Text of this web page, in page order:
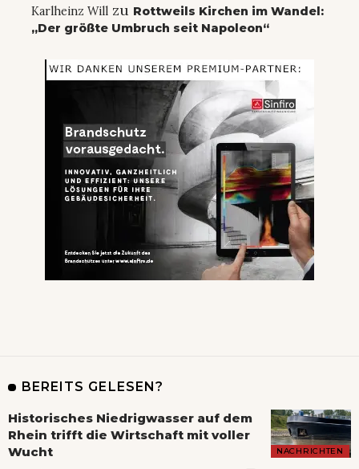
Karlheinz Will zu Rottweils Kirchen im Wandel:
„Der größte Umbruch seit Napoleon“
BEREITS GELESEN?
NACHRICHTEN
Historisches Niedrigwasser auf dem
Rhein trifft die Wirtschaft mit voller
Wucht